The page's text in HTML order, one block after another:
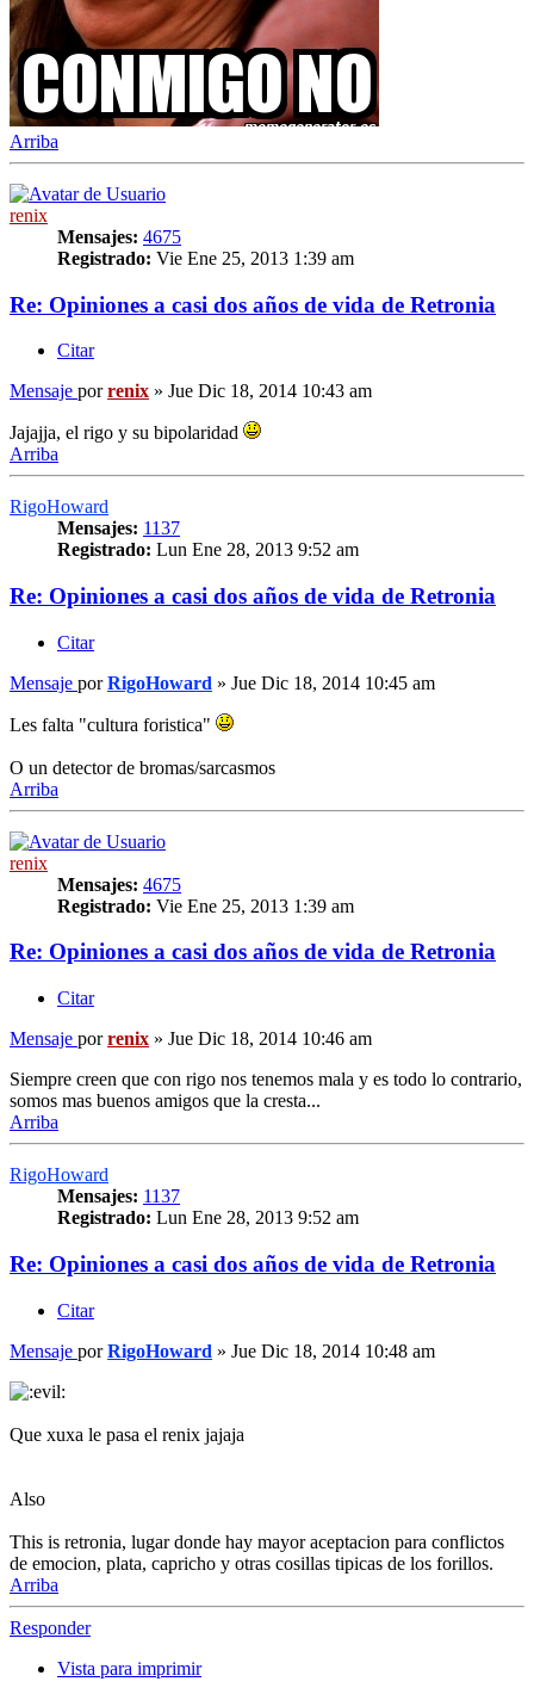
Arriba
renix
Mensajes: 4675
Registrado: Vie Ene 25, 2013 1:39 am
Re: Opiniones a casi dos años de vida de Retronia
Citar
Mensaje porrenix » Jue Dic 18, 2014 10:43 am
Jajajja, el rigo y su bipolaridad
Arriba
RigoHoward
Mensajes: 1137
Registrado: Lun Ene 28, 2013 9:52 am
Re: Opiniones a casi dos años de vida de Retronia
Citar
Mensaje porRigoHoward » Jue Dic 18, 2014 10:45 am
Les falta "cultura foristica"
O un detector de bromas/sarcasmos
Arriba
renix
Mensajes: 4675
Registrado: Vie Ene 25, 2013 1:39 am
Re: Opiniones a casi dos años de vida de Retronia
Citar
Mensaje porrenix » Jue Dic 18, 2014 10:46 am
Siempre creen que con rigo nos tenemos mala y es todo lo contrario,
somos mas buenos amigos que la cresta...
Arriba
RigoHoward
Mensajes: 1137
Registrado: Lun Ene 28, 2013 9:52 am
Re: Opiniones a casi dos años de vida de Retronia
Citar
Mensaje porRigoHoward » Jue Dic 18, 2014 10:48 am
Que xuxa le pasa el renix jajaja
Also
This is retronia, lugar donde hay mayor aceptacion para conflictos
de emocion, plata, capricho y otras cosillas tipicas de los forillos.
Arriba
Responder
Vista para imprimir